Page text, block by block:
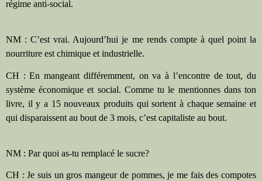
régime anti-social.
NM : C’est vrai. Aujourd’hui je me rends compte à quel point la
nourriture est chimique et industrielle.
CH : En mangeant différemment, on va à l’encontre de tout, du
système économique et social. Comme tu le mentionnes dans ton
livre, il y a 15 nouveaux produits qui sortent à chaque semaine et
qui disparaissent au bout de 3 mois, c’est capitaliste au bout.
NM : Par quoi as-tu remplacé le sucre?
CH : Je suis un gros mangeur de pommes, je me fais des compotes